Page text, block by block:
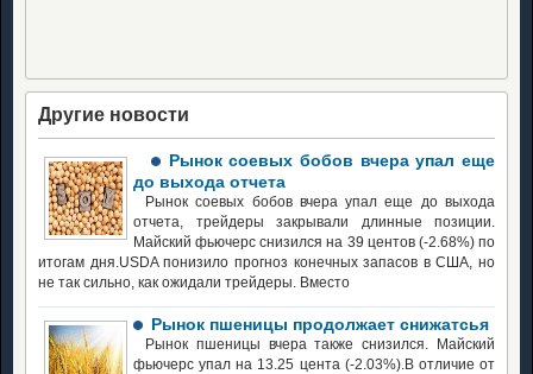
Другие новости
Рынок соевых бобов вчера упал еще
до выхода отчета
Рынок соевых бобов вчера упал еще до выхода
отчета, трейдеры закрывали длинные позиции.
Майский фьючерс снизился на 39 центов (-2.68%) по
итогам дня.USDA понизило прогноз конечных запасов в США, но
не так сильно, как ожидали трейдеры. Вместо
Рынок пшеницы продолжает снижатсья
Рынок пшеницы вчера также снизился. Майский
фьючерс упал на 13.25 цента (-2.03%).В отличие от